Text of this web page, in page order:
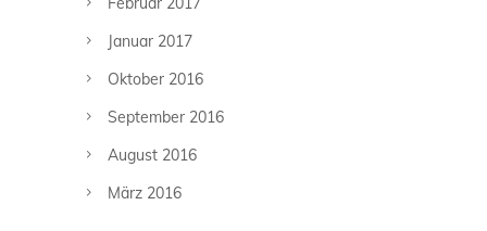
Januar 2017
Oktober 2016
September 2016
August 2016
März 2016